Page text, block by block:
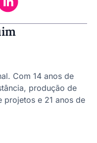
Com 14 anos de
produção de
projetos e 21 anos de